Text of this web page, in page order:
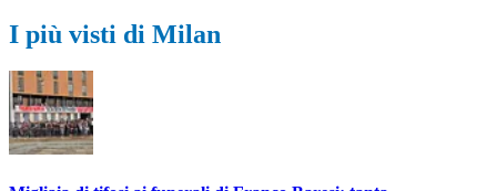
I più visti di Milan